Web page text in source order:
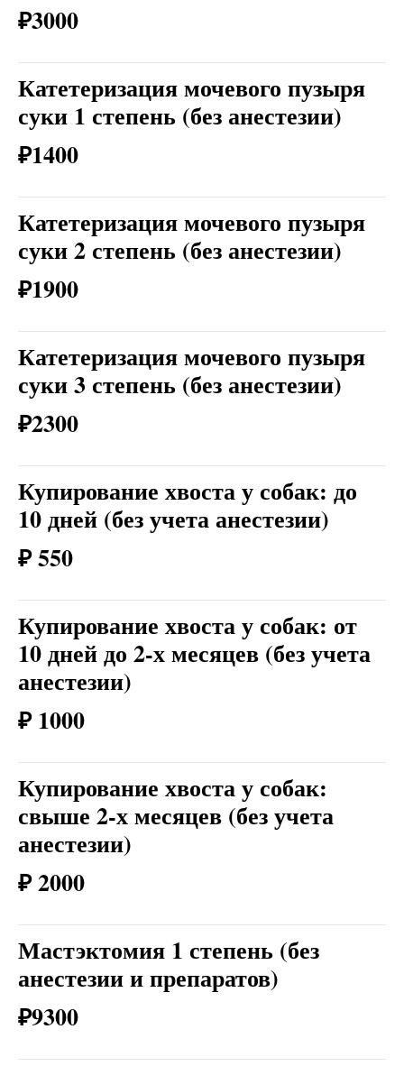
₽3000
Катетеризация мочевого пузыря
суки 1 степень (без анестезии)
₽1400
Катетеризация мочевого пузыря
суки 2 степень (без анестезии)
₽1900
Катетеризация мочевого пузыря
суки 3 степень (без анестезии)
₽2300
Купирование хвоста у собак: до
10 дней (без учета анестезии)
₽ 550
Купирование хвоста у собак: от
10 дней до 2-х месяцев (без учета
анестезии)
₽ 1000
Купирование хвоста у собак:
свыше 2-х месяцев (без учета
анестезии)
₽ 2000
Мастэктомия 1 степень (без
анестезии и препаратов)
₽9300